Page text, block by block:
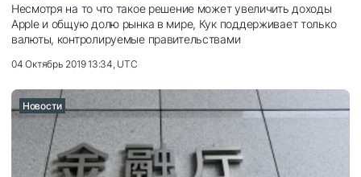
Несмотря на то что такое решение может увеличить доходы
Apple и общую долю рынка в мире, Кук поддерживает только
валюты, контролируемые правительствами
04 Октябрь 2019 13:34, UTC
Новости